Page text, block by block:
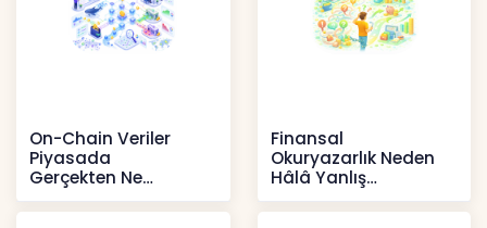
On-Chain Veriler
Piyasada
Gerçekten Ne
Anlatır?
Kripto
Finansal
Okuryazarlık Neden
Hâlâ Yanlış
Anlaşılıyor?
İçerikler